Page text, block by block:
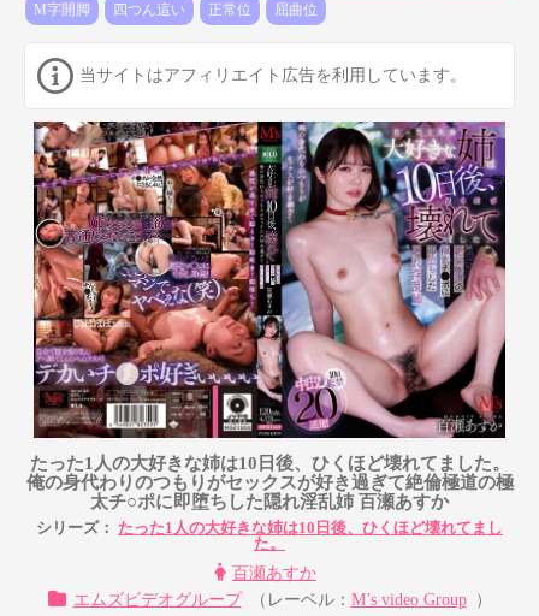
M字開脚 四つん這い 正常位 屈曲位
当サイトはアフィリエイト広告を利用しています。
たった1人の大好きな姉は10日後、ひくほど壊れてました。
俺の身代わりのつもりがセックスが好き過ぎて絶倫極道の極
太チ○ポに即堕ちした隠れ淫乱姉 百瀬あすか
シリーズ： たった1人の大好きな姉は10日後、ひくほど壊れてまし
た。
百瀬あすか
エムズビデオグループ
（レーベル： M’s video Group ）